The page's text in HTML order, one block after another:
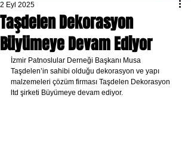
Taşdelen Dekorasyon
Büyümeye Devam Ediyor
2 Eyl 2025
İzmir Patnoslular Derneği Başkanı Musa
Taşdelen’in sahibi olduğu dekorasyon ve yapı
malzemeleri çözüm firması Taşdelen Dekorasyon
ltd şirketi Büyümeye devam ediyor.